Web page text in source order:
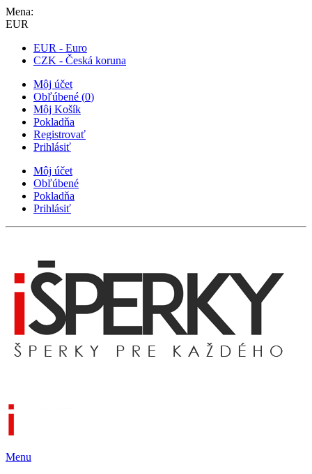
Mena:
EUR
EUR - Euro
CZK - Česká koruna
Môj účet
Obľúbené (0)
Môj Košík
Pokladňa
Registrovať
Prihlásiť
Môj účet
Obľúbené
Pokladňa
Prihlásiť
Menu